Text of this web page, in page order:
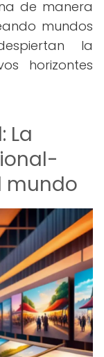
de manera
mundos
la
horizontes
La
mundo